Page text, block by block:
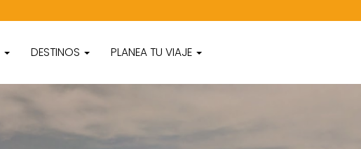
DESTINOS PLANEA TU VIAJE